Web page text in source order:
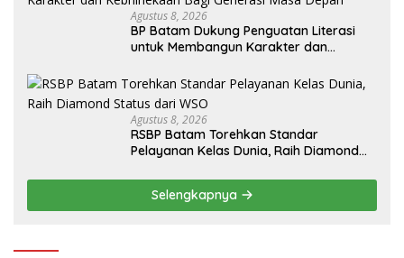
Agustus 8, 2026
BP Batam Dukung Penguatan Literasi
untuk Membangun Karakter dan
Agustus 8, 2026
RSBP Batam Torehkan Standar
Pelayanan Kelas Dunia, Raih Diamond
Selengkapnya